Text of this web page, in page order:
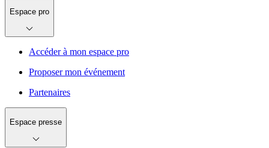
Espace pro
Accéder à mon espace pro
Proposer mon événement
Partenaires
Espace presse